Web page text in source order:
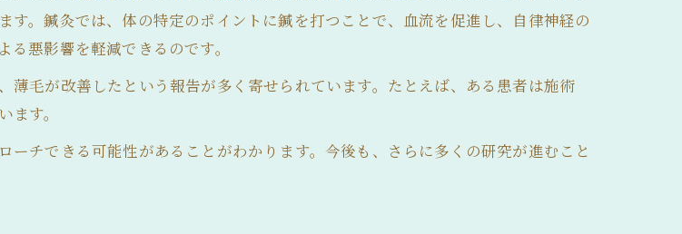
。鍼灸では、体の特定のポイントに鍼を打つことで、血流を促進し、自律神経の
悪影響を軽減できるのです。
毛が改善したという報告が多く寄せられています。たとえば、ある患者は施術
す。
チできる可能性があることがわかります。今後も、さらに多くの研究が進むこと